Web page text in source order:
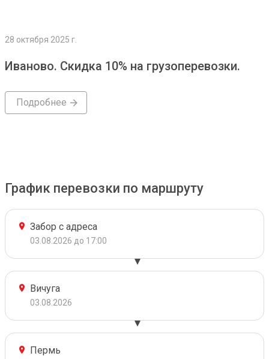
28 октября 2025 г.
Иваново. Скидка 10% на грузоперевозки.
Подробнее
График перевозки по маршруту
Забор с адреса
03.08.2026 до 17:00
Вичуга
03.08.2026
Пермь